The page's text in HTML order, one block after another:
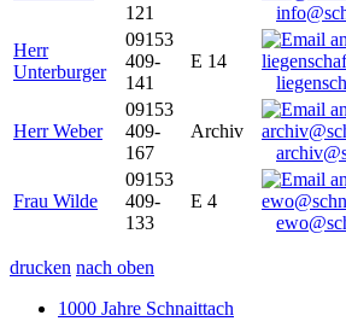
121
Herr
Unterburger
09153
409-
141
E 14
Herr Weber
09153
409-
167
Archiv
Frau Wilde
09153
409-
133
E 4
drucken nach oben
1000 Jahre Schnaittach